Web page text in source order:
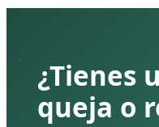
¿Tienes
queja o